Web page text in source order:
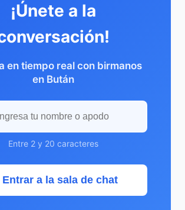
¡Únete a la
en tiempo real con birmanos
en Bután
Entre 2 y 20 caracteres
Entrar a la sala de chat